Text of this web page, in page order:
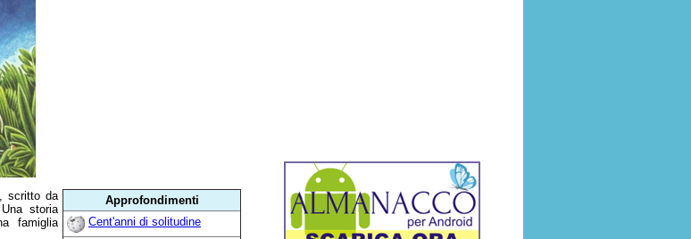
Approfondimenti
Cent'anni di solitudine
scritto da
storia
famiglia